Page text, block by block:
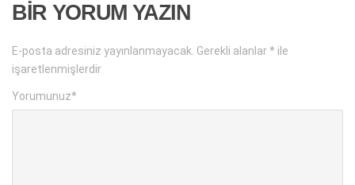
BIR YORUM YAZIN
E-posta adresiniz yayınlanmayacak. Gerekli alanlar* ile
işaretlenmişlerdir
Yorumunuz*